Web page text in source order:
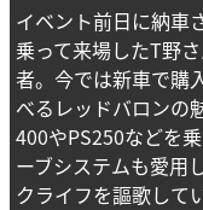
イベント前日に納車
乗って来場したT野
者。今では新車で購
べるレッドバロンの
400やPS250などを
ーブシステムも愛用
クライフを謳歌して